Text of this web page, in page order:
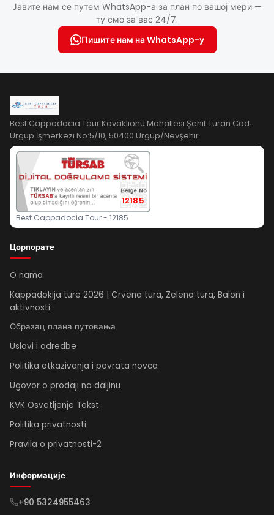
Јавите нам се путем WhatsApp-а за план по вашој мери —
ту смо за вас 24/7.
Пишите нам на WhatsApp-у
Best Cappadocia Tour Kavaklıönü Mahallesi Şehit Turan Cad.
Ürgüp İşmerkezi No:5/10, 50400 Ürgüp/Nevşehir
12185
Best Cappadocia Tour - 12185
Цорпорате
O nama
Kappadokija ture 2026 | Crvena tura, Zelena tura, Balon i
aktivnosti
Образац плана путовања
Uslovi i odredbe
Politika otkazivanja i povrata novca
Ugovor o prodaji na daljinu
KVK Osvetljenje Tekst
Politika privatnosti
Pravila o privatnosti-2
Информације
+90 5324955463